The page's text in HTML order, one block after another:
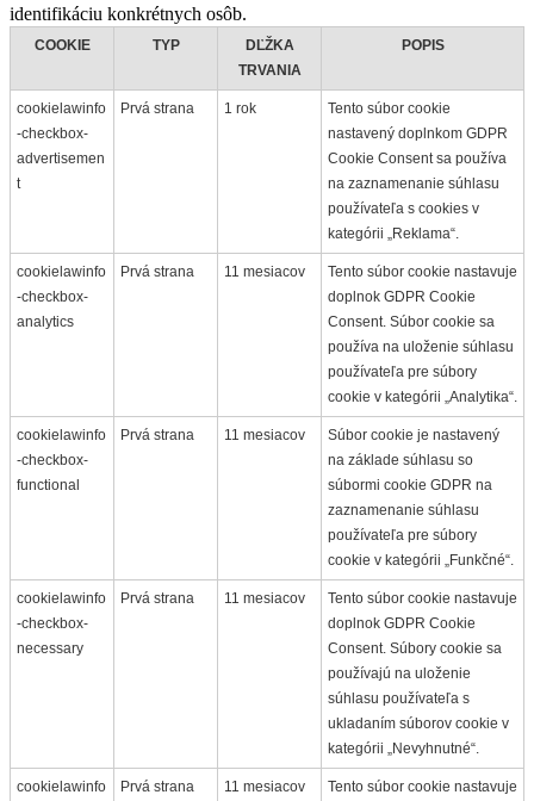
identifikáciu konkrétnych osôb.
COOKIE TYP
DĽŽKA
TRVANIA
POPIS
cookielawinfo
-checkbox-
advertisemen
t
Prvá strana 1 rok
Tento súbor cookie
nastavený doplnkom GDPR
Cookie Consent sa používa
na zaznamenanie súhlasu
používateľa s cookies v
kategórii „Reklama“.
cookielawinfo
-checkbox-
analytics
Prvá strana 11 mesiacov
Tento súbor cookie nastavuje
doplnok GDPR Cookie
Consent. Súbor cookie sa
používa na uloženie súhlasu
používateľa pre súbory
cookie v kategórii „Analytika“.
cookielawinfo
-checkbox-
functional
Prvá strana 11 mesiacov
Súbor cookie je nastavený
na základe súhlasu so
súbormi cookie GDPR na
zaznamenanie súhlasu
používateľa pre súbory
cookie v kategórii „Funkčné“.
cookielawinfo
-checkbox-
necessary
Prvá strana 11 mesiacov
Tento súbor cookie nastavuje
doplnok GDPR Cookie
Consent. Súbory cookie sa
používajú na uloženie
súhlasu používateľa s
ukladaním súborov cookie v
kategórii „Nevyhnutné“.
cookielawinfo
Prvá strana 11 mesiacov
Tento súbor cookie nastavuje